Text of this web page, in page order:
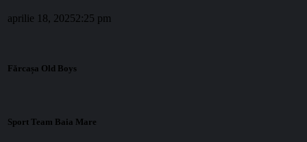
aprilie 18, 20252:25 pm
Fărcașa Old Boys
Sport Team Baia Mare